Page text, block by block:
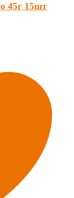
45г 15шт